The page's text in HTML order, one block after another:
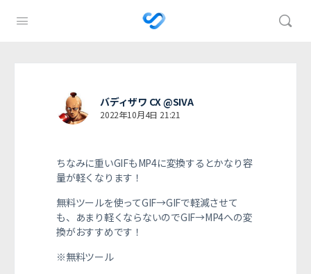
バディザワ CX @SIVA
2022年10月4日 21:21
ちなみに重いGIFもMP4に変換するとかなり容
量が軽くなります！
無料ツールを使ってGIF→GIFで軽減させて
も、あまり軽くならないのでGIF→MP4への変
換がおすすめです！
※無料ツール